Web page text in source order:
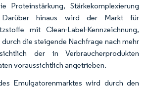
Proteinstärkung, Stärkekomplexierung
Darüber hinaus wird der Markt für
mit Clean-Label-Kennzeichnung,
die steigende Nachfrage nach mehr
der in Verbraucherprodukten
voraussichtlich angetrieben.
Emulgatorenmarktes wird durch den